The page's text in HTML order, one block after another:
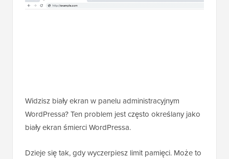
Widzisz biały ekran w panelu administracyjnym
WordPressa? Ten problem jest często określany jako
biały ekran śmierci WordPressa.
Dzieje się tak, gdy wyczerpiesz limit pamięci. Może to